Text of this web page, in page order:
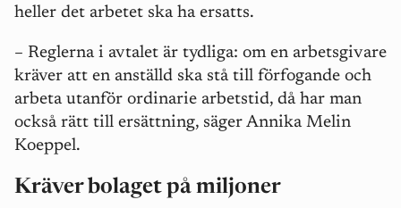
heller det arbetet ska ha ersatts.
– Reglerna i avtalet är tydliga: om en arbetsgivare
kräver att en anställd ska stå till förfogande och
arbeta utanför ordinarie arbetstid, då har man
också rätt till ersättning, säger Annika Melin
Koeppel.
Kräver bolaget på miljoner